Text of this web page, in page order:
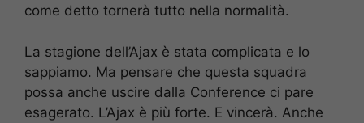
come detto tornerà tutto nella normalità.
La stagione dell’Ajax è stata complicata e lo
sappiamo. Ma pensare che questa squadra
possa anche uscire dalla Conference ci pare
esagerato. L’Ajax è più forte. E vincerà. Anche